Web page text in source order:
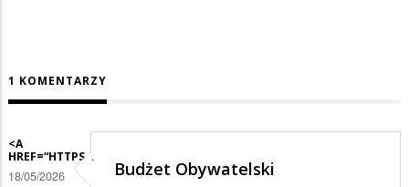
1 KOMENTARZY
<A
HREF=“HTTPS…
18/05/2026 Budżet Obywatelski